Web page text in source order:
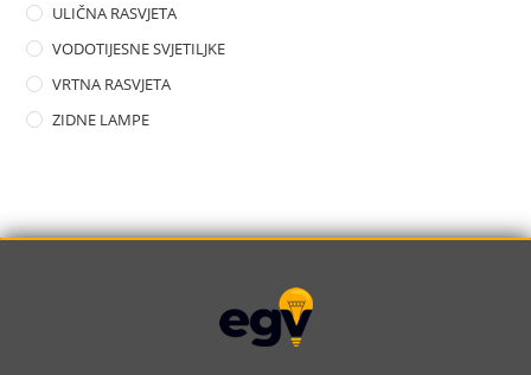
ULIČNA RASVJETA
VODOTIJESNE SVJETILJKE
VRTNA RASVJETA
ZIDNE LAMPE